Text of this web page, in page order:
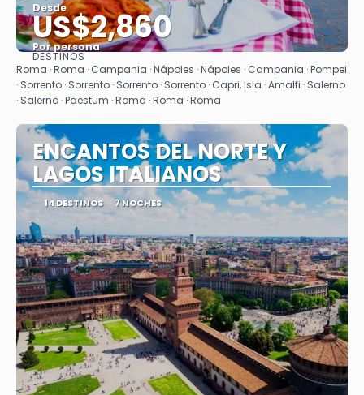
Desde
US$2,860
Por persona
Ver
DESTINOS
Roma · Roma · Campania · Nápoles · Nápoles · Campania · Pompei
· Sorrento · Sorrento · Sorrento · Sorrento · Capri, Isla · Amalfi · Salerno
· Salerno · Paestum · Roma · Roma · Roma
ENCANTOS DEL NORTE Y
LAGOS ITALIANOS
14 DESTINOS 7 NOCHES